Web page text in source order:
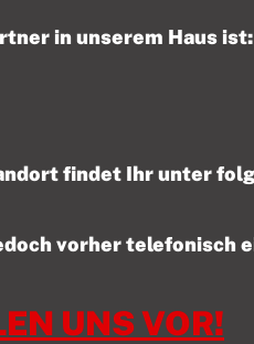
in unserem Haus
–
findet Ihr unter
vorher telefonisch
UNS VOR!